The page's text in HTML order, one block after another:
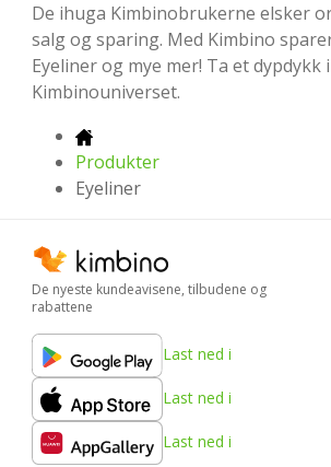
De ihuga Kimbinobrukerne elsker
salg og sparing. Med Kimbino
Eyeliner og mye mer! Ta et dypdykk
Kimbinouniverset.
Produkter
Eyeliner
De nyeste kundeavisene, tilbudene og
rabattene
Last ned i
Last ned i
Last ned i